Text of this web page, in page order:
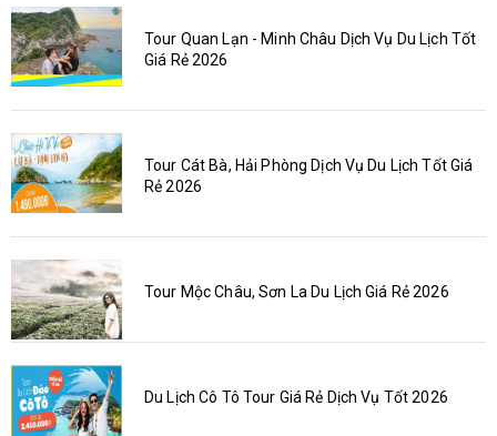
Tour Quan Lạn - Minh Châu Dịch Vụ Du Lịch Tốt
Giá Rẻ 2026
Tour Cát Bà, Hải Phòng Dịch Vụ Du Lịch Tốt Giá
Rẻ 2026
Tour Mộc Châu, Sơn La Du Lịch Giá Rẻ 2026
Du Lịch Cô Tô Tour Giá Rẻ Dịch Vụ Tốt 2026